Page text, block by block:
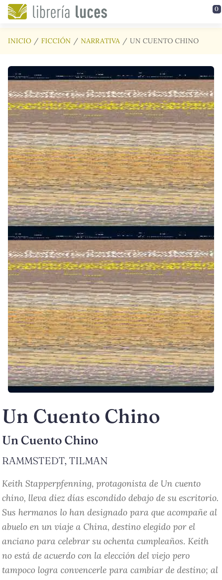
Saltar al contenido principal 0
INICIO FICCIÓN NARRATIVA UN CUENTO CHINO
Un Cuento Chino
Un Cuento Chino
RAMMSTEDT, TILMAN
Keith Stapperpfenning, protagonista de Un cuento
chino, lleva diez días escondido debajo de su escritorio.
Sus hermanos lo han designado para que acompañe al
abuelo en un viaje a China, destino elegido por el
anciano para celebrar su ochenta cumpleaños. Keith
no está de acuerdo con la elección del viejo pero
tampoco logra convencerle para cambiar de destino; al